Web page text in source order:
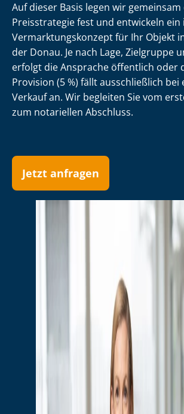
Auf dieser Basis legen wir gemeinsam
Preisstrategie fest und entwickeln ein
Ver­mark­tungs­kon­zept für Ihr Objekt
der Donau. Je nach Lage, Zielgruppe
erfolgt die Ansprache öffentlich oder
Provision (5 %) fällt ausschließlich
Verkauf an. Wir begleiten Sie vom
zum notariellen Abschluss.
Jetzt anfragen